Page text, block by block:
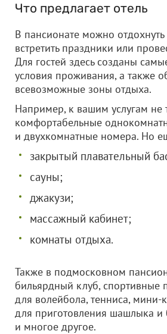
Что предлагает отель
В пансионате можно
встретить праздники или
Для гостей здесь созданы
условия проживания, а также
всевозможные зоны отдыха.
Например, к вашим услугам не
комфортабельные
и двухкомнатные номера. Но
закрытый плавательный
сауны;
джакузи;
массажный кабинет;
комнаты отдыха.
Также в подмосковном
бильярдный клуб, спортивные
для волейбола, тенниса, мини-
для приготовления шашлыка и
и многое другое.